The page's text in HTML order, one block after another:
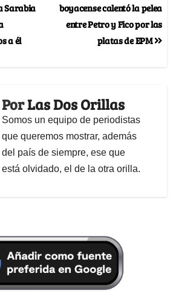
boyacense calentó la pelea
entre Petro y Fico por las
platas de EPM
Sarabia
a él
PorLas Dos Orillas
Somos un equipo de periodistas
que queremos mostrar, además
del país de siempre, ese que
está olvidado, el de la otra orilla.